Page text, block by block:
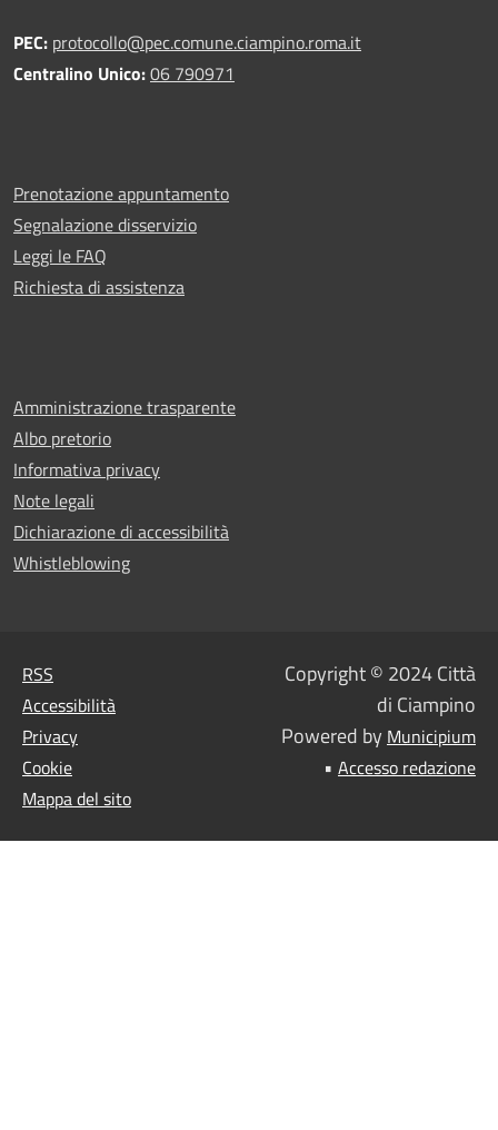
PEC: protocollo@pec.comune.ciampino.roma.it
Centralino Unico:06 790971
Prenotazione appuntamento
Segnalazione disservizio
Leggi le FAQ
Richiesta di assistenza
Amministrazione trasparente
Albo pretorio
Informativa privacy
Note legali
Dichiarazione di accessibilità
Whistleblowing
RSS
Accessibilità
Privacy
Cookie
Mappa del sito
Copyright © 2024 Città
di Ciampino
Powered by Municipium
• Accesso redazione